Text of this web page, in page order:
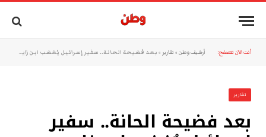
أنت الآن تتصفح: أرشيف وطن » تقارير » بعد فضيحة الحانة.. سفير إسرائيل يُغضب ابن زايد مجدداً
تقارير
بعد فضيحة الحانة.. سفير